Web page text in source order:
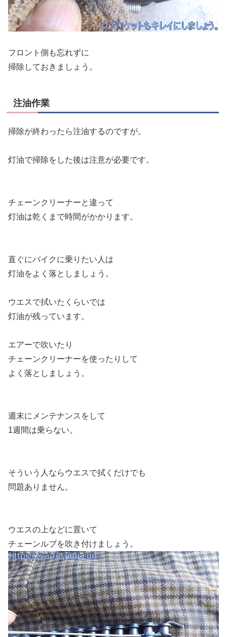
フロント側も忘れずに
掃除しておきましょう。
注油作業
掃除が終わったら注油するのですが。
灯油で掃除をした後は注意が必要です。
チェーンクリーナーと違って
灯油は乾くまで時間がかかります。
直ぐにバイクに乗りたい人は
灯油をよく落としましょう。
ウエスで拭いたくらいでは
灯油が残っています。
エアーで吹いたり
チェーンクリーナーを使ったりして
よく落としましょう。
週末にメンテナンスをして
1週間は乗らない。
そういう人ならウエスで拭くだけでも
問題ありません。
ウエスの上などに置いて
チェーンルブを吹き付けましょう。